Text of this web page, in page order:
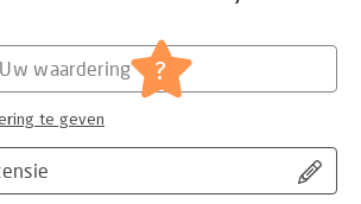
8-2-2021
Uw waardering ?
te geven